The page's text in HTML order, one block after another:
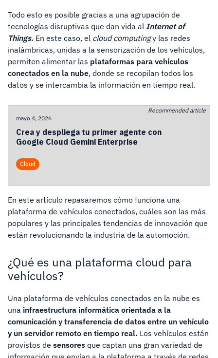
Todo esto es posible gracias a una agrupación de
tecnologías disruptivas que dan vida al Internet of
Things. En este caso, el cloud computingy las redes
inalámbricas, unidas a la sensorización de los vehículos,
permiten alimentar las plataformas para vehículos
conectados en la nube, donde se recopilan todos los
datos y se intercambia la información en tiempo real.
Recommended article
mayo 4, 2026
Crea y despliega tu primer agente con
Google Cloud Gemini Enterprise
Cloud
En este artículo repasaremos cómo funciona una
plataforma de vehículos conectados, cuáles son las más
populares y las principales tendencias de innovación que
están revolucionando la industria de la automoción.
¿Qué es una plataforma cloud para
vehículos?
Una plataforma de vehículos conectados en la nube es
una infraestructura informática orientada a la
comunicación y transferencia de datos entre un vehículo
y un servidor remoto en tiempo real. Los vehículos están
provistos de sensores que captan una gran variedad de